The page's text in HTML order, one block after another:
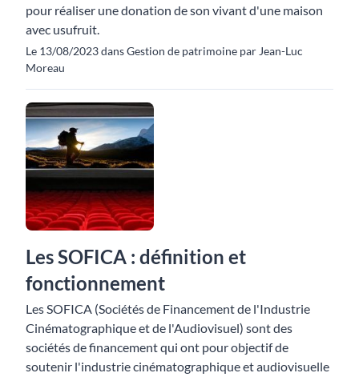
pour réaliser une donation de son vivant d'une maison
avec usufruit.
Le 13/08/2023 dans Gestion de patrimoine par Jean-Luc
Moreau
Les SOFICA : définition et
fonctionnement
Les SOFICA (Sociétés de Financement de l'Industrie
Cinématographique et de l'Audiovisuel) sont des
sociétés de financement qui ont pour objectif de
soutenir l'industrie cinématographique et audiovisuelle